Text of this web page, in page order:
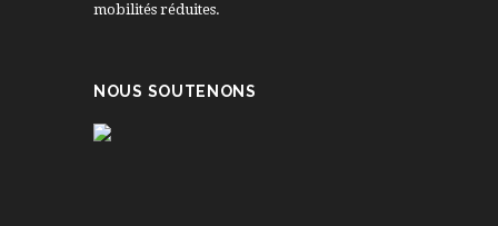
mobilités réduites.
NOUS SOUTENONS